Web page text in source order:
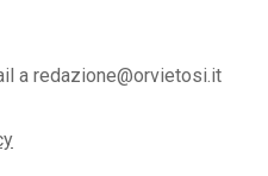
a redazione@orvietosi.it